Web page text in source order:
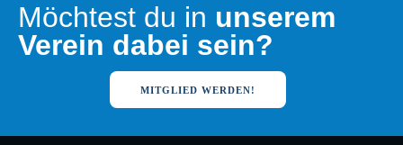
Möchtest du in unserem
Verein dabei sein?
MITGLIED WERDEN!